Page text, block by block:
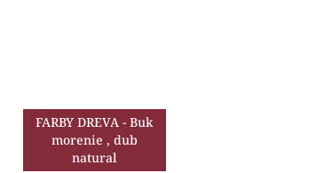
FARBY DREVA - Buk
morenie , dub
natural